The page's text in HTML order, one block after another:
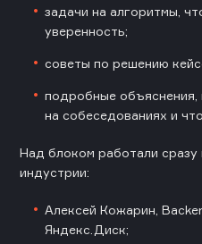
задачи на алгоритмы,
уверенность;
советы по решению
подробные
на собеседованиях и
Над блоком работали сразу
индустрии:
Алексей Кожарин,
Яндекс.Диск;